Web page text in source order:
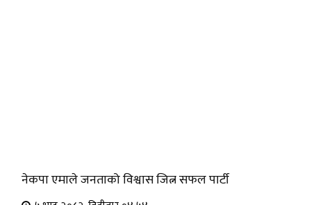
नेकपा एमाले जनताको विश्वास जित्न सफल पार्टी